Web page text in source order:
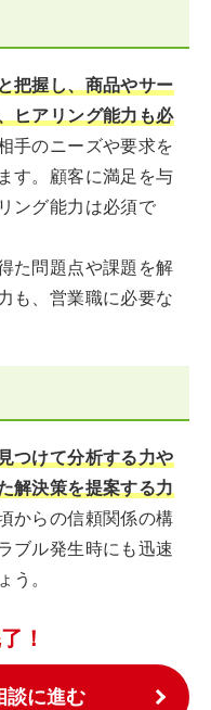
把握し、商品やサー
ヒアリング能力も必
手のニーズや要求を
す。顧客に満足を与
ング能力は必須で
た問題点や課題を解
も、営業職に必要な
つけて分析する力や
解決策を提案する力
からの信頼関係の構
ブル発生時にも迅速
う。
！
談に進む